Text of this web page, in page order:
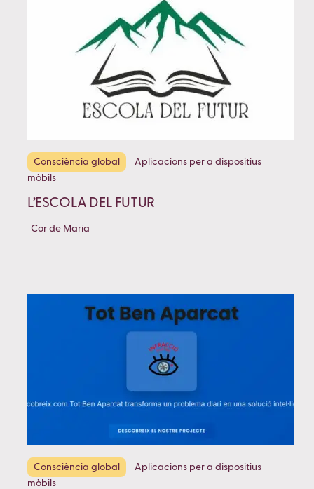
Consciència global
Aplicacions per a dispositius
mòbils
L’ESCOLA DEL FUTUR
Cor de Maria
Consciència global
Aplicacions per a dispositius
mòbils